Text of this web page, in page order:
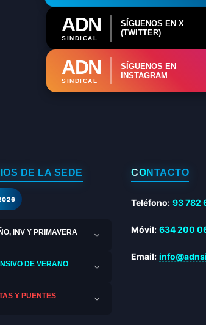
ADN
SINDICAL
SÍGUENOS EN X
(TWITTER)
ADN
SINDICAL
SÍGUENOS EN
INSTAGRAM
DE LA SEDE
INV Y PRIMAVERA
DE VERANO
Y PUENTES
CONTACTO
Teléfono: 93 782
Móvil: 634 200
Email:
⚖️
🤖
📊
📄